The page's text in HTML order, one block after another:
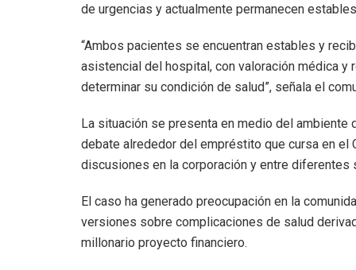
de urgencias y actualmente permanecen
“Ambos pacientes se encuentran estables y
asistencial del hospital, con valoración médica
determinar su condición de salud”, señala el
La situación se presenta en medio del
debate alrededor del empréstito que cursa en el
discusiones en la corporación y entre diferentes
El caso ha generado preocupación en la
versiones sobre complicaciones de salud
millonario proyecto financiero.